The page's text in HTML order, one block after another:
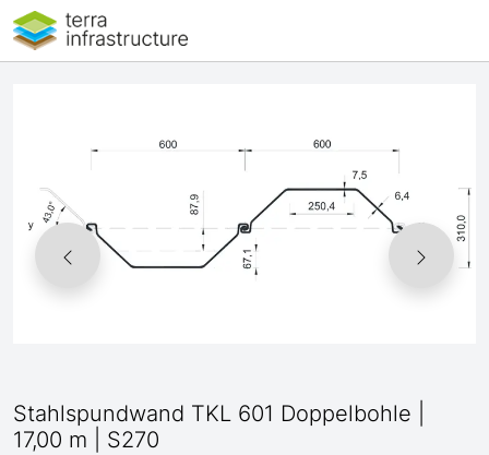
Stahlspundwand TKL 601 Doppelbohle |
17,00 m | S270